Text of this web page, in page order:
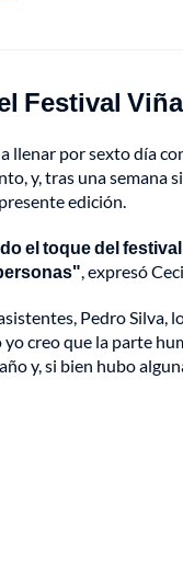
Festival
llenar por sexto día
y, tras una semana
edición.
el toque del
, expresó
Pedro Silva,
creo que la parte
y, si bien hubo